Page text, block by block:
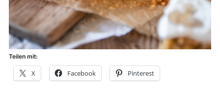
Teilen mit:
X Facebook Pinterest